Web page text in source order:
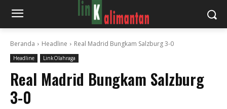
Beranda Headline Real Madrid Bungkam Salzburg 3-0
Headline LinkOlahraga
Real Madrid Bungkam Salzburg
3-0